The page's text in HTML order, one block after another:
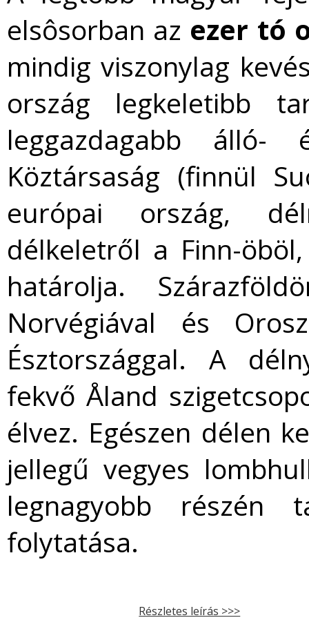
elsôsorban az ezer tó
mindig viszonylag
ország legkeletibb
leggazdagabb álló-
Köztársaság (finnül
európai ország,
délkeletről a Finn-
határolja.
Norvégiával és
Észtországgal. A
fekvő Åland
élvez. Egészen délen
jellegű vegyes
legnagyobb
folytatása.
Részletes leírás >>>